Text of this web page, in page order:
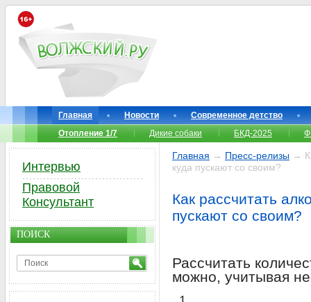
Главная Новости
Современное детство
Отопление 1/7
Дикие собаки БКД-2025
Главная → Пресс-релизы →
куда пускают со своим?
Как рассчитать
пускают со своим?
Рассчитать
можно, учитывая
Интервью
Правовой
Консультант
ПОИСК